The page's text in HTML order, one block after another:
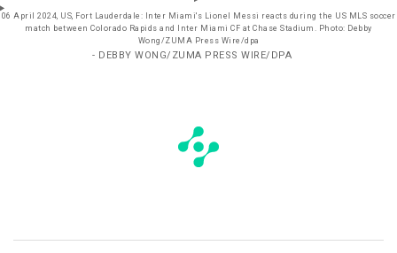
06 April 2024, US, Fort Lauderdale: Inter Miami's Lionel Messi reacts during the US MLS soccer
match between Colorado Rapids and Inter Miami CF at Chase Stadium. Photo: Debby
Wong/ZUMA Press Wire/dpa
- DEBBY WONG/ZUMA PRESS WIRE/DPA